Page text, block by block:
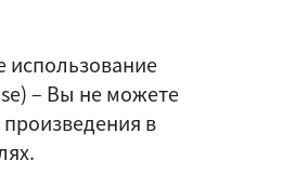
использование
– Вы не можете
произведения в